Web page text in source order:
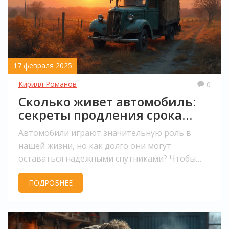
17 февраля 2025
Кирилл Романов
0
Сколько живет автомобиль:
секреты продления срока
службы кузова
Автомобили играют значительную роль в
нашей жизни, но как долго они могут
оставаться надежными спутниками? Чтобы
ваш автомобиль служил вам верой и правдой
как можно дольше, нужно правильно за ним
подробно описаны методы, которые помогут
увеличить срок службы кузова автомобиля. Вы
ПОДРОБНЕЕ